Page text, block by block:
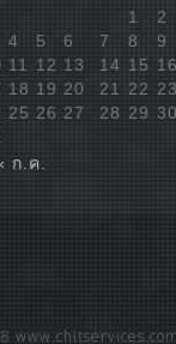
1
2
4 5 6 7 8
9
11 12 13 14 15 16
18 19 20 21 22 23
25 26 27 28 29 30
ก.ค.